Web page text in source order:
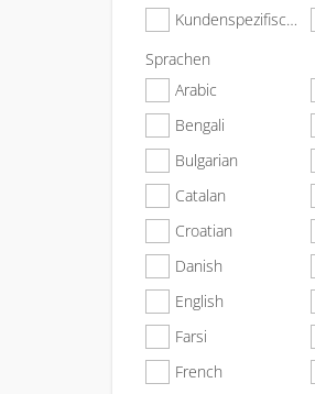
Kundenspezifische Häuser
Sprachen
Arabic
Bengali
Bulgarian
Catalan
Croatian
Danish
English
Farsi
French